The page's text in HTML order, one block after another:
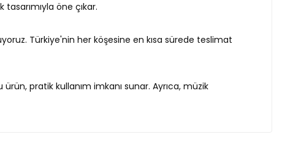
öne çıkar.
Türkiye'nin her köşesine en kısa sürede teslimat
pratik kullanım imkanı sunar. Ayrıca, müzik